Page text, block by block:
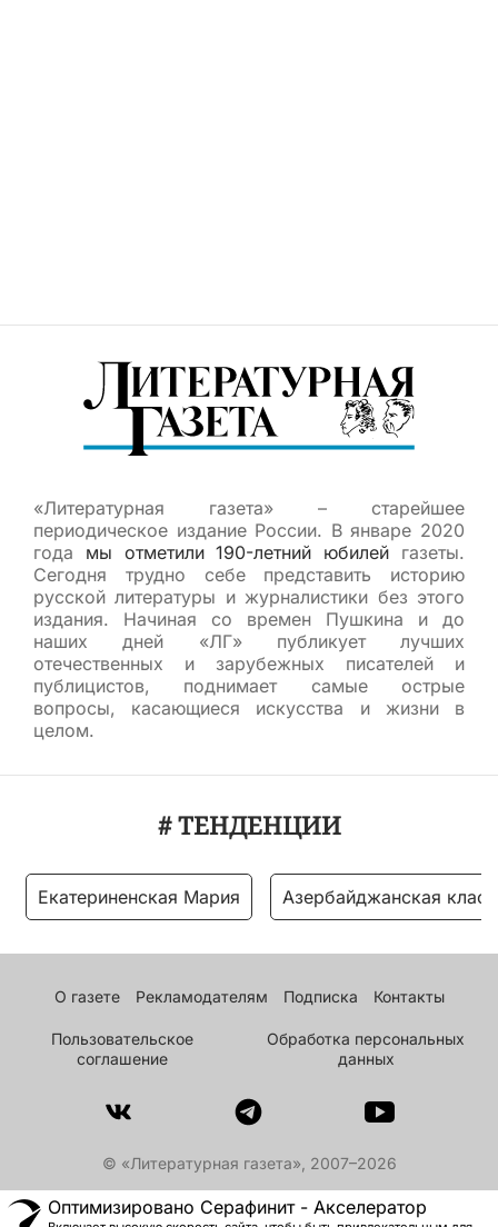
«Литературная газета» – старейшее
периодическое издание России. В январе 2020
года мы отметили 190-летний юбилей газеты.
Сегодня трудно себе представить историю
русской литературы и журналистики без этого
издания. Начиная со времен Пушкина и до
наших дней «ЛГ» публикует лучших
отечественных и зарубежных писателей и
публицистов, поднимает самые острые
вопросы, касающиеся искусства и жизни в
целом.
# ТЕНДЕНЦИИ
Екатериненская Мария Азербайджанская
О газете Рекламодателям Подписка Контакты
Пользовательское
соглашение
Обработка персональных
данных
© «Литературная газета», 2007–2026
Оптимизировано Серафинит - Акселератор